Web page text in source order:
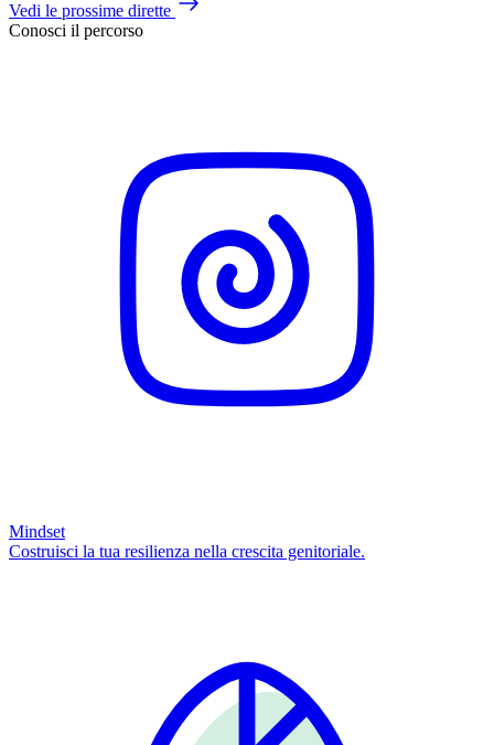
Vedi le prossime dirette
Conosci il percorso
Mindset
Costruisci la tua resilienza nella crescita genitoriale.